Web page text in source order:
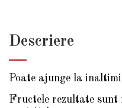
Descriere
Poate ajunge la
Fructele rezultate